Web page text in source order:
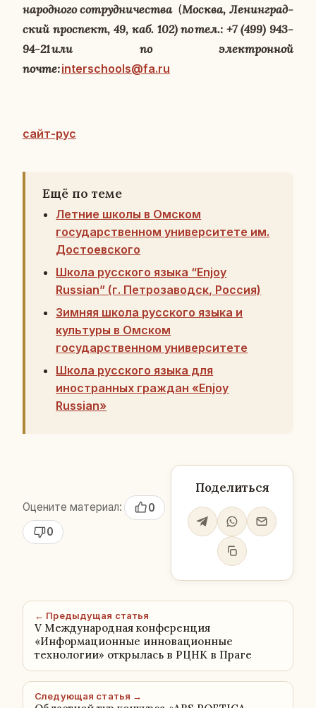
на­род­но­госотруд­ни­че­ства (Москва, Ле­нин­град­
ский про­спект, 49, каб. 102) по тел.: +7 (499) 943-
94-21 или по элек­трон­ной
почте:interschools@fa.ru
сайт-рус
Ещё по теме
Летние школы в Омском
государственном университете им.
Достоевского
Школа русского языка “Enjoy
Russian” (г. Петрозаводск, Россия)
Зимняя школа русского языка и
культуры в Омском
государственном университете
Школа русского языка для
иностранных граждан «Enjoy
Russian»
Оцените материал:
0
0
Поделиться
← Предыдущая статья
V Международная конференция
«Информационные инновационные
технологии» открылась в РЦНК в Праге
Следующая статья →